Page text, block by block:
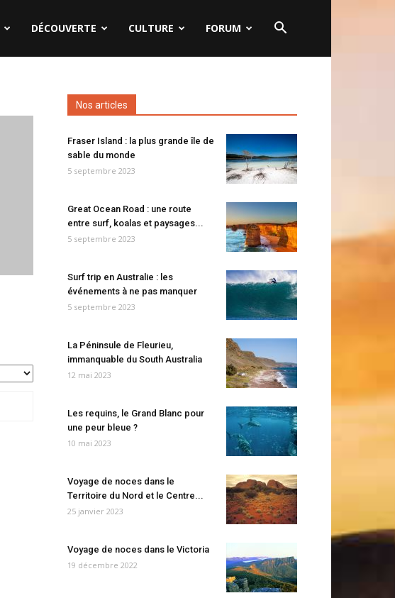
DÉCOUVERTE CULTURE FORUM
Nos articles
Fraser Island : la plus grande île de
sable du monde
5 septembre 2023
Great Ocean Road : une route
entre surf, koalas et paysages...
5 septembre 2023
Surf trip en Australie : les
événements à ne pas manquer
5 septembre 2023
La Péninsule de Fleurieu,
immanquable du South Australia
12 mai 2023
Les requins, le Grand Blanc pour
une peur bleue ?
10 mai 2023
Voyage de noces dans le
Territoire du Nord et le Centre...
25 janvier 2023
Voyage de noces dans le Victoria
19 décembre 2022